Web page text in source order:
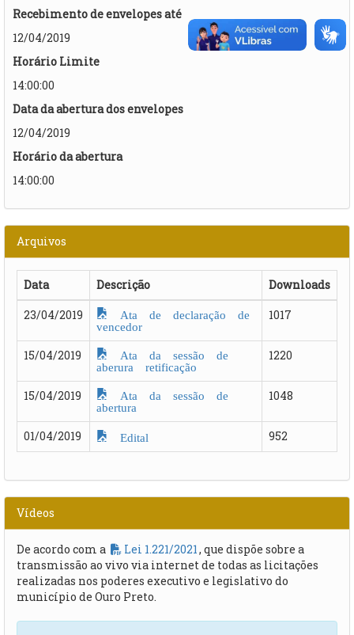
Recebimento de envelopes até
12/04/2019
Horário Limite
14:00:00
Data da abertura dos envelopes
12/04/2019
Horário da abertura
14:00:00
Arquivos
Data Descrição
Downloads
23/04/2019
Ata de declaração de
vencedor
1017
15/04/2019
Ata da sessão de
aberura retificação
1220
15/04/2019
Ata da sessão de
abertura
1048
01/04/2019 Edital 952
Vídeos
De acordo com a Lei 1.221/2021 , que dispõe sobre a
transmissão ao vivo via internet de todas as licitações
realizadas nos poderes executivo e legislativo do
município de Ouro Preto.